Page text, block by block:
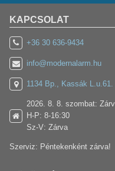
KAPCSOLAT
+36 30 636-9434
info@modernalarm.hu
1134 Bp., Kassák L.u.61.
2026. 8. 8. szombat:
H-P: 8-16:30
Sz-V: Zárva
Szerviz: Péntekenként zárva!